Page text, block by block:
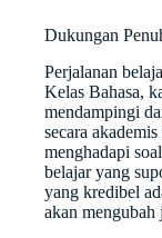
Dukungan
Perjalanan
Kelas Bahasa,
mendampingi
secara
menghadapi
belajar yang
yang kredibel
akan mengubah